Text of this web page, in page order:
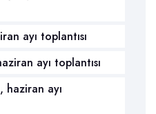
ayı toplantısı
ayı toplantısı
haziran ayı